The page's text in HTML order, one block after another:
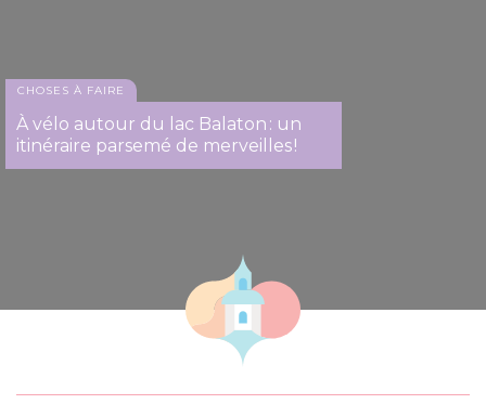
CHOSES À FAIRE
À vélo autour du lac Balaton : un
itinéraire parsemé de merveilles !